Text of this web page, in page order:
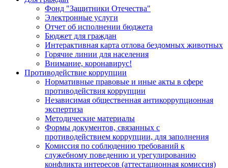
Фонд "Защитники Отечества"
Электронные услуги
Отчет об исполнении бюджета
Бюджет для граждан
Интерактивная карта отлова бездомных животных
Горячие линии для населения
Внимание, коронавирус!
Противодействие коррупции
Нормативные правовые и иные акты в сфере
противодействия коррупции
Независимая общественная антикоррупционная
экспертиза
Методические материалы
Формы документов, связанных с
противодействием коррупции, для заполнения
Комиссия по соблюдению требований к
служебному поведению и урегулированию
конфликта интересов (аттестационная комиссия)